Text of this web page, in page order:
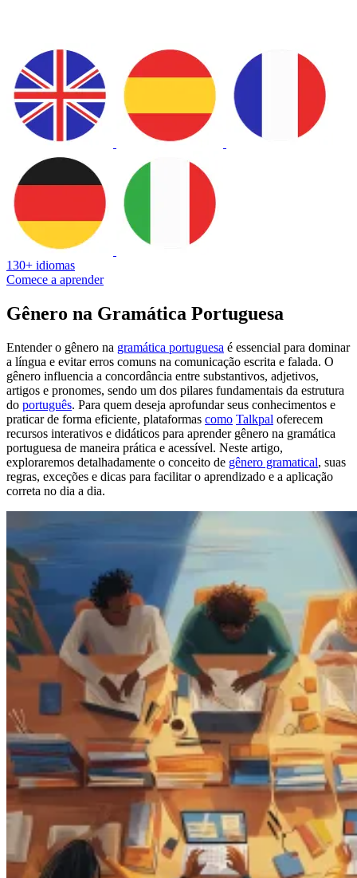
130+ idiomas
Comece a aprender
Gênero na Gramática Portuguesa
Entender o gênero na gramática portuguesa é essencial para dominar
a língua e evitar erros comuns na comunicação escrita e falada. O
gênero influencia a concordância entre substantivos, adjetivos,
artigos e pronomes, sendo um dos pilares fundamentais da estrutura
do português. Para quem deseja aprofundar seus conhecimentos e
praticar de forma eficiente, plataformas como Talkpal oferecem
recursos interativos e didáticos para aprender gênero na gramática
portuguesa de maneira prática e acessível. Neste artigo,
exploraremos detalhadamente o conceito de gênero gramatical, suas
regras, exceções e dicas para facilitar o aprendizado e a aplicação
correta no dia a dia.